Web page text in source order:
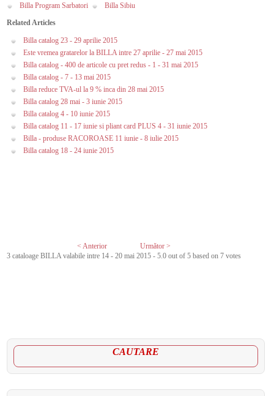
Billa Program Sarbatori
Billa Sibiu
Related Articles
Billa catalog 23 - 29 aprilie 2015
Este vremea gratarelor la BILLA intre 27 aprilie - 27 mai 2015
Billa catalog - 400 de articole cu pret redus - 1 - 31 mai 2015
Billa catalog - 7 - 13 mai 2015
Billa reduce TVA-ul la 9 % inca din 28 mai 2015
Billa catalog 28 mai - 3 iunie 2015
Billa catalog 4 - 10 iunie 2015
Billa catalog 11 - 17 iunie si pliant card PLUS 4 - 31 iunie 2015
Billa - produse RACOROASE 11 iunie - 8 iulie 2015
Billa catalog 18 - 24 iunie 2015
< Anterior
Următor >
3 cataloage BILLA valabile intre 14 - 20 mai 2015 -5.0 out of5 based on7 votes
CAUTARE